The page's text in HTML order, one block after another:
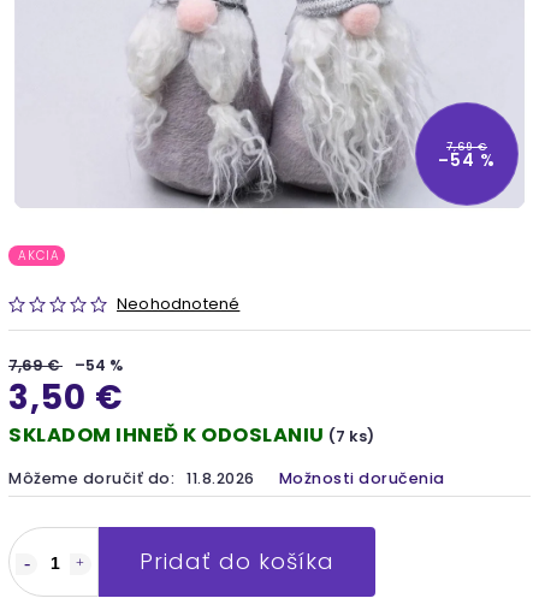
7,69 €
–54 %
AKCIA
Neohodnotené
7,69 € –54 %
3,50 €
SKLADOM IHNEĎ K ODOSLANIU (7 ks)
Môžeme doručiť do: 11.8.2026 Možnosti doručenia
Pridať do košíka